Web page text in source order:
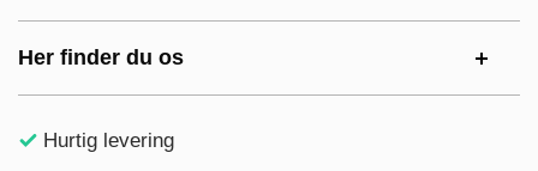
Her finder du os
Hurtig levering